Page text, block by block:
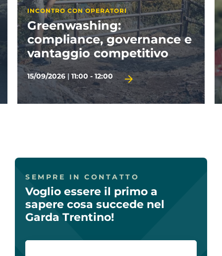
e
GARDA TRENTINO ACADEMY
La sostenibilità nel
turismo
06/10/2026|09:00 - 13:00
TERMINE D'ISCRIZIONE 01/10/2026
SEMPRE IN CONTATTO
Voglio essere il primo a
sapere cosa succede nel
Garda Trentino!